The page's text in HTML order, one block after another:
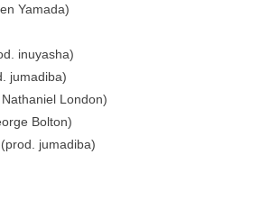
Yamada)
inuyasha)
jumadiba)
London)
Bolton)
jumadiba)